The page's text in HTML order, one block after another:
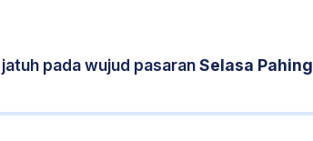
pada wujud pasaranSelasa Pahing